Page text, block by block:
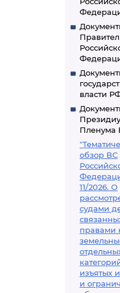
власти
Пленума
обзор ВС
11/2026. О
судами
правами
изъятых
и